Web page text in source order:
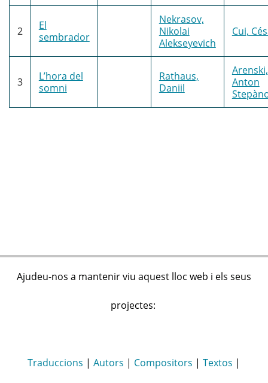
2
El
sembrador
Nekrasov,
Nikolai
Alekseyevich
Cui,
3
L’hora del
somni
Rathaus,
Daniil
Arenski,
Anton
Ajudeu-nos a mantenir viu aquest lloc web i els seus
projectes:
Traduccions | Autors | Compositors | Textos |